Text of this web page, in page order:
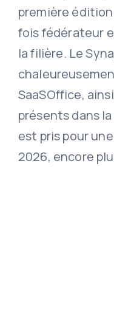
première
fois fédérateur
la filière. Le
SaaSOffice,
présents dans
est pris pour
2026, encore